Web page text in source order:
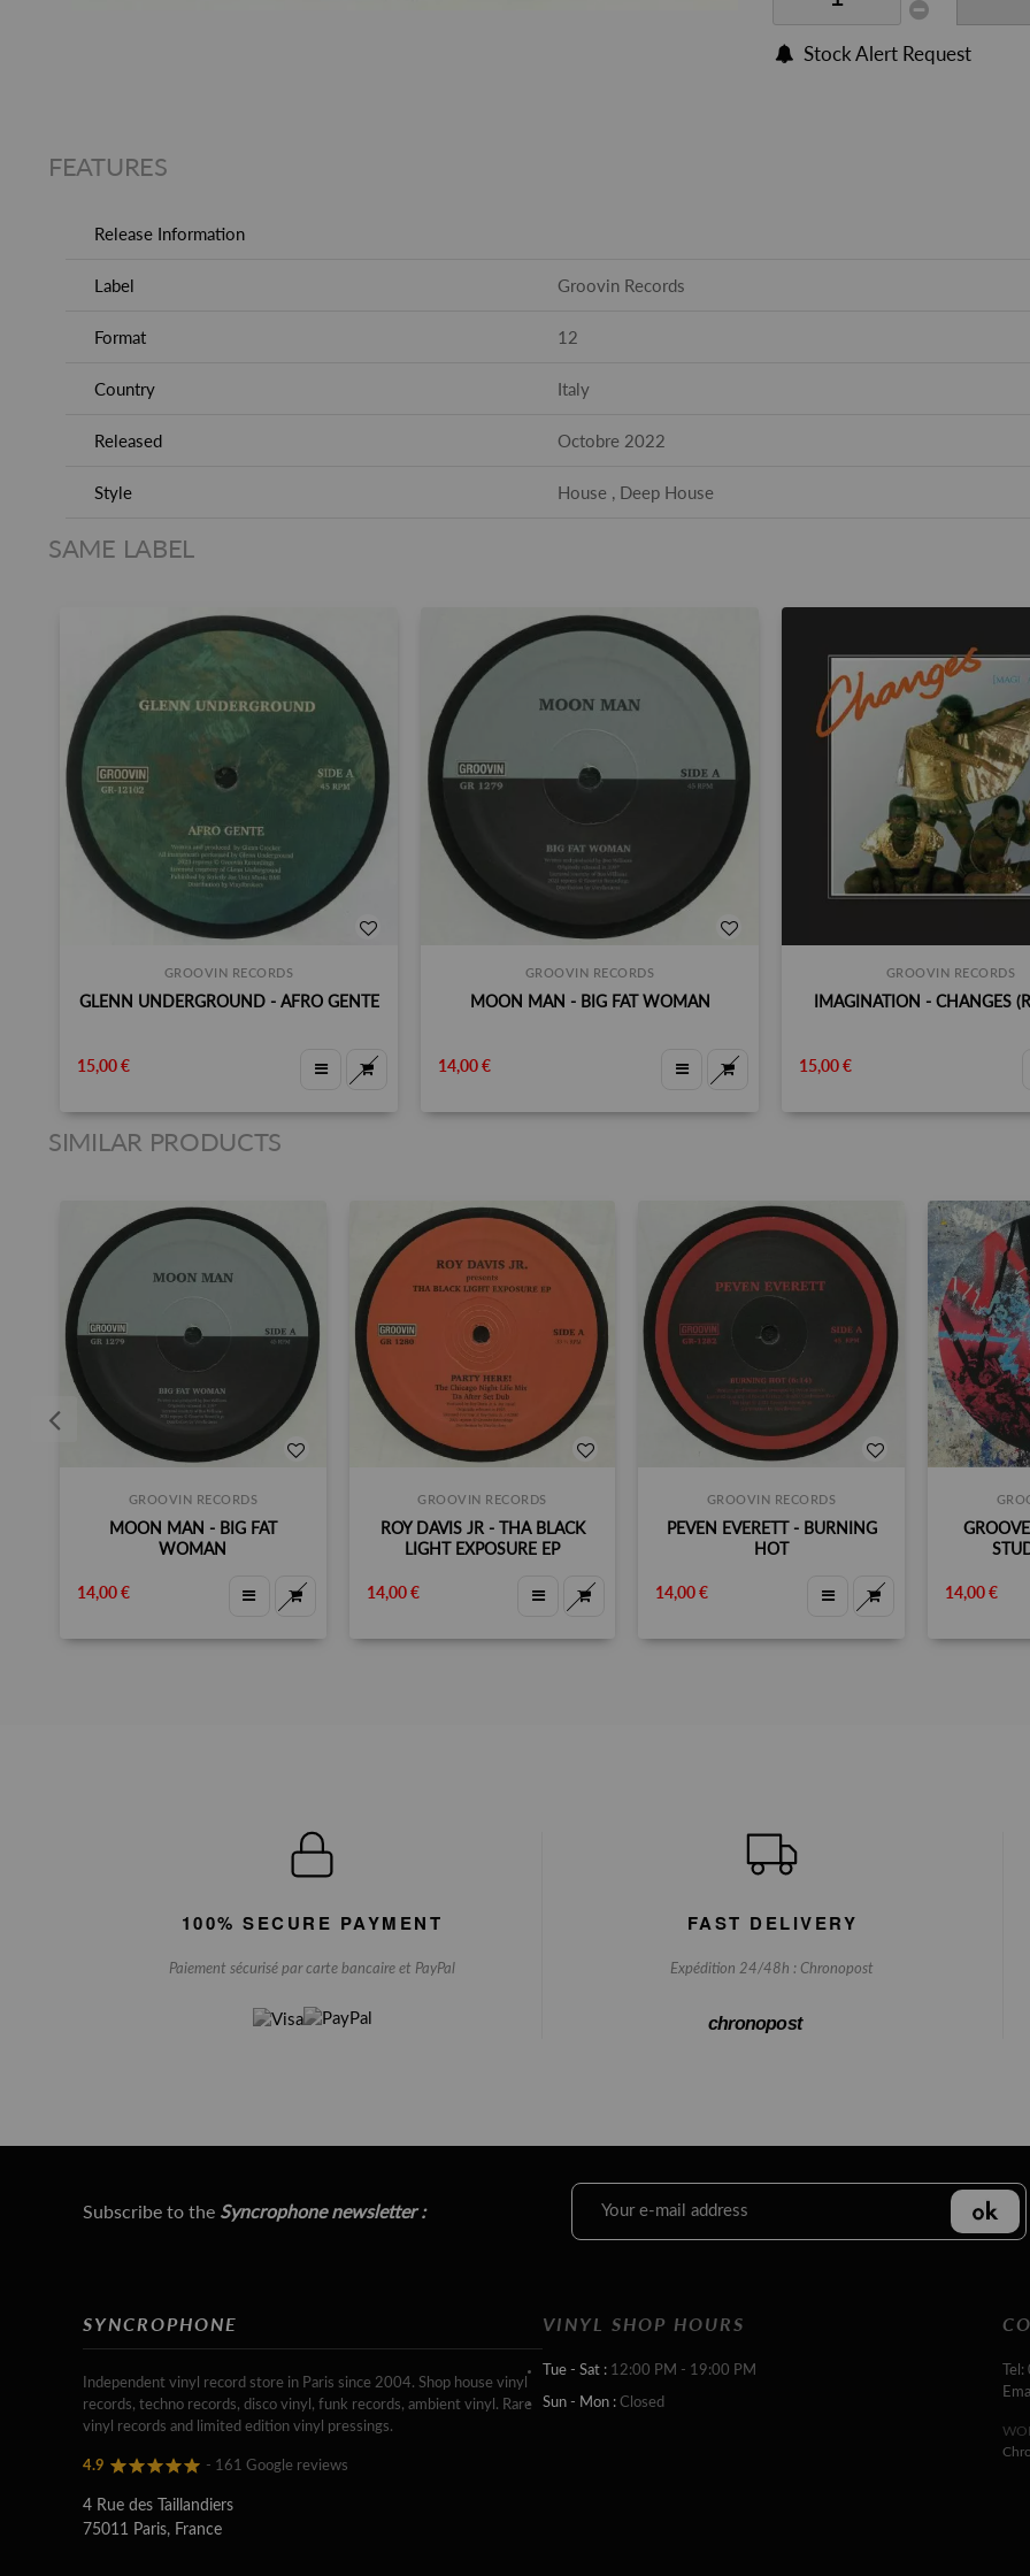
Stock Alert Request
FEATURES
Release Information
Label Groovin Records
Format 12
Country Italy
Released Octobre 2022
Style House , Deep House
SAME LABEL
GROOVIN RECORDS
GLENN UNDERGROUND - AFRO GENTE
15,00 €
GROOVIN RECORDS
MOON MAN - BIG FAT WOMAN
14,00 €
GROOVIN RECORDS
IMAGINATION - CHANGES
15,00 €
SIMILAR PRODUCTS
GROOVIN RECORDS
MOON MAN - BIG FAT
WOMAN
14,00 €
GROOVIN RECORDS
ROY DAVIS JR - THA BLACK
LIGHT EXPOSURE EP
14,00 €
GROOVIN RECORDS
PEVEN EVERETT - BURNING
HOT
14,00 € 14,00 €
100% SECURE PAYMENT
Paiement sécurisé par carte bancaire et PayPal
FAST DELIVERY
Expédition 24/48h : Chronopost
chronopost
Subscribe to the Syncrophone newsletter :
SYNCROPHONE
Independent vinyl record store in Paris since 2004. Shop house vinyl
records, techno records, disco vinyl, funk records, ambient vinyl. Rare
vinyl records and limited edition vinyl pressings.
4.9 - 161 Google reviews
4 Rue des Taillandiers
75011 Paris, France
VINYL SHOP HOURS
Tue - Sat : 12:00 PM - 19:00 PM
Sun - Mon : Closed